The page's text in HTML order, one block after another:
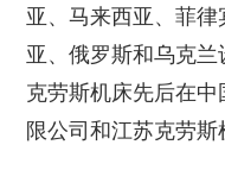
亚、马来西亚、菲
亚、俄罗斯和乌克兰
克劳斯机床先后在
限公司和江苏克劳斯